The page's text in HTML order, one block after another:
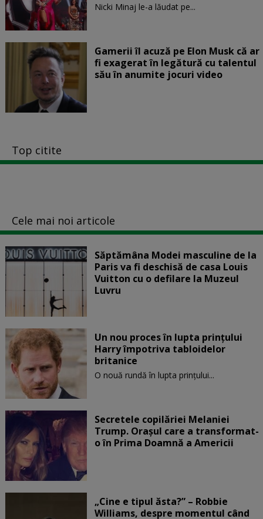
Nicki Minaj le-a lăudat pe...
Gamerii îl acuză pe Elon Musk că ar
fi exagerat în legătură cu talentul
său în anumite jocuri video
Top citite
Cele mai noi articole
Săptămâna Modei masculine de la
Paris va fi deschisă de casa Louis
Vuitton cu o defilare la Muzeul
Luvru
Un nou proces în lupta prinţului
Harry împotriva tabloidelor
britanice
O nouă rundă în lupta prinţului...
Secretele copilăriei Melaniei
Trump. Orașul care a transformat-
o în Prima Doamnă a Americii
„Cine e tipul ăsta?” – Robbie
Williams, despre momentul când